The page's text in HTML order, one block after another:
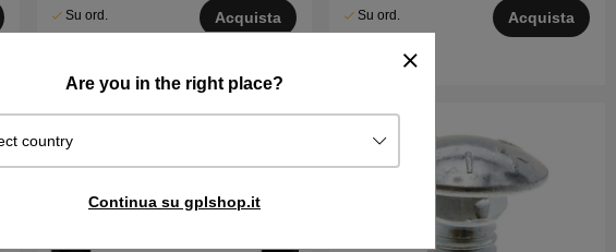
Are you in the right place?
country
Continua su gplshop.it
Su ord.
Acquista
Su ord.
Acquista